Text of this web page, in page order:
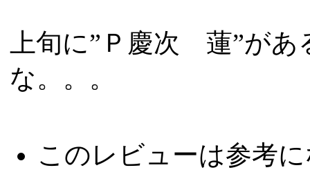
上旬に”Ｐ慶次 蓮”が
な。。。
このレビューは参考